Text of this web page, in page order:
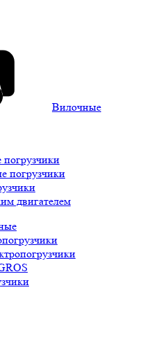
Вилочные
погрузчики
двигателем